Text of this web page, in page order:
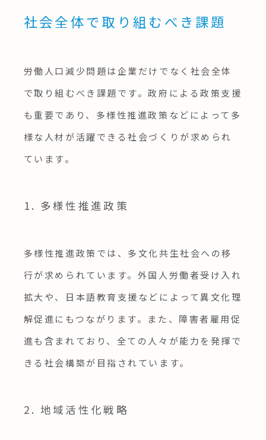
社会全体で取り組むべき課題
労働人口減少問題は企業だけでなく社会全体
で取り組むべき課題です。政府による政策支援
も重要であり、多様性推進政策などによって多
様な人材が活躍できる社会づくりが求められ
ています。
1. 多様性推進政策
多様性推進政策では、多文化共生社会への移
行が求められています。外国人労働者受け入れ
拡大や、日本語教育支援などによって異文化理
解促進にもつながります。また、障害者雇用促
進も含まれており、全ての人々が能力を発揮で
きる社会構築が目指されています。
2. 地域活性化戦略